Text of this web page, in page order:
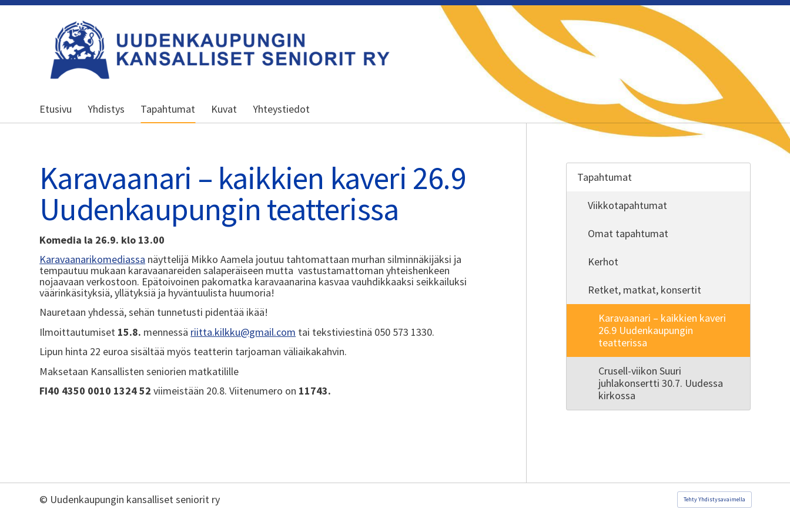
Uudenkaupungin kansalliset seniorit ry
Etusivu Yhdistys Tapahtumat Kuvat Yhteystiedot
Karavaanari – kaikkien kaveri 26.9
Uudenkaupungin teatterissa
Komedia la 26.9. klo 13.00
Karavaanarikomediassa näyttelijä Mikko Aamela joutuu tahtomattaan murhan silminnäkijäksi ja
tempautuu mukaan karavaanareiden salaperäiseen mutta vastustamattoman yhteishenkeen
nojaavaan verkostoon. Epätoivoinen pakomatka karavaanarina kasvaa vauhdikkaaksi seikkailuksi
väärinkäsityksiä, yllätyksiä ja hyväntuulista huumoria!
Nauretaan yhdessä, sehän tunnetusti pidentää ikää!
Ilmoittautumiset 15.8. mennessä riitta.kilkku@gmail.com tai tekstiviestinä 050 573 1330.
Lipun hinta 22 euroa sisältää myös teatterin tarjoaman väliaikakahvin.
Maksetaan Kansallisten seniorien matkatilille
FI40 4350 0010 1324 52 viimeistään 20.8. Viitenumero on 11743.
Tapahtumat
Viikkotapahtumat
Omat tapahtumat
Kerhot
Retket, matkat, konsertit
Karavaanari – kaikkien kaveri
26.9 Uudenkaupungin
teatterissa
Crusell-viikon Suuri
juhlakonsertti 30.7. Uudessa
kirkossa
© Uudenkaupungin kansalliset seniorit ry Tehty Yhdistysavaimella